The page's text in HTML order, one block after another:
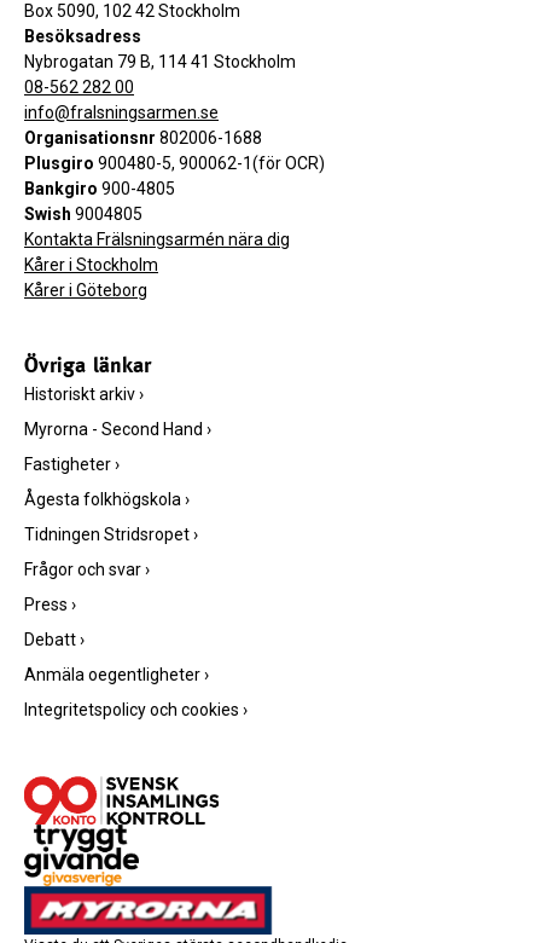
Box 5090, 102 42 Stockholm
Besöksadress
Nybrogatan 79 B, 114 41 Stockholm
08-562 282 00
info@fralsningsarmen.se
Organisationsnr 802006-1688
Plusgiro 900480-5, 900062-1(för OCR)
Bankgiro 900-4805
Swish 9004805
Kontakta Frälsningsarmén nära dig
Kårer i Stockholm
Kårer i Göteborg
Övriga länkar
Historiskt arkiv›
Myrorna - Second Hand ›
Fastigheter›
Ågesta folkhögskola›
Tidningen Stridsropet›
Frågor och svar›
Press ›
Debatt›
Anmäla oegentligheter›
Integritetspolicy och cookies ›